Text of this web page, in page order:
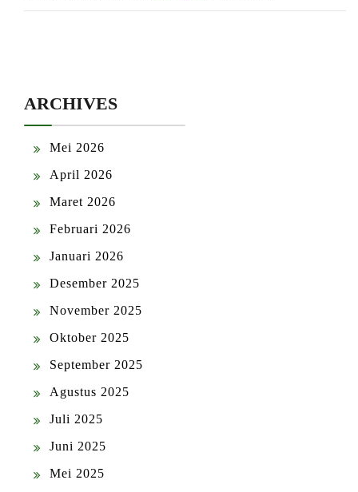
ARCHIVES
Mei 2026
April 2026
Maret 2026
Februari 2026
Januari 2026
Desember 2025
November 2025
Oktober 2025
September 2025
Agustus 2025
Juli 2025
Juni 2025
Mei 2025